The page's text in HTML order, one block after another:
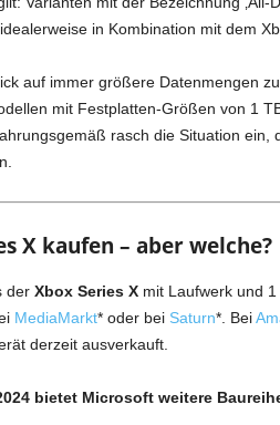
in Kombination mit dem
auf immer größere Datenmengen
mit Festplatten-Größen von 1
rasch die Situation ein,
X kaufen – aber welche?
der Xbox Series Xmit Laufwerk und 1
MediaMarkt* oder bei Saturn*. Bei
derzeit ausverkauft.
bietet Microsoft weitere